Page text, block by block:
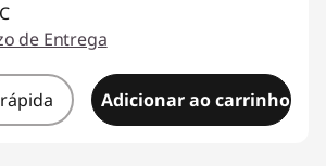
de Entrega
Adicionar ao carrinho